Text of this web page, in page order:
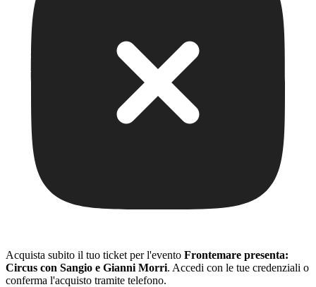
Acquista subito il tuo ticket per l'evento Frontemare presenta:
Circus con Sangio e Gianni Morri. Accedi con le tue credenziali o
conferma l'acquisto tramite telefono.